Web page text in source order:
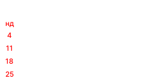
нд
4
11
18
25